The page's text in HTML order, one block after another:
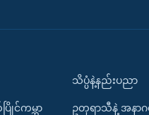
င်ကမ္ဘာ
သိပ္ပံနဲ့နည်းပညာ
ဥတုရာသီနဲ့ အနာဂ